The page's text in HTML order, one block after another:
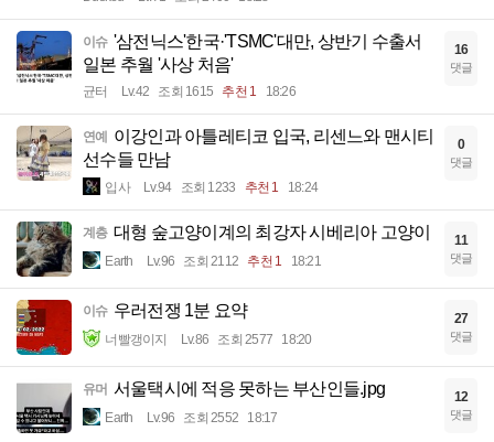
이슈 '삼전닉스'한국·'TSMC'대만, 상반기 수출서
일본 추월 '사상 처음'
균터 Lv.42 조회 1615 추천 1 18:26
16
댓글
연예
이강인과 아틀레티코 입국, 리센느와 맨시티
선수들 만남
입사 Lv.94 조회 1233 추천 1 18:24
0
댓글
계층 대형 숲고양이계의 최강자 시베리아 고양이
Earth Lv.96 조회 2112 추천 1 18:21
11
댓글
이슈 우러전쟁 1분 요약
너빨갱이지 Lv.86 조회 2577 18:20
27
댓글
유머 서울택시에 적응 못하는 부산인들.jpg
Earth Lv.96 조회 2552 18:17
12
댓글